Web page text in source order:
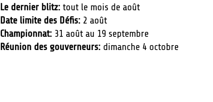
Le dernier blitz: tout le mois de août
Date limite des Défis: 2 août
Championnat: 31 août au 19 septembre
Réunion des gouverneurs: dimanche 4 octobre